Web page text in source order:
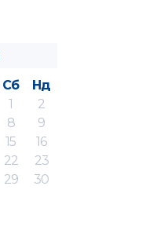
Сб
Нд
1
2
8
9
15
16
22
23
29
30